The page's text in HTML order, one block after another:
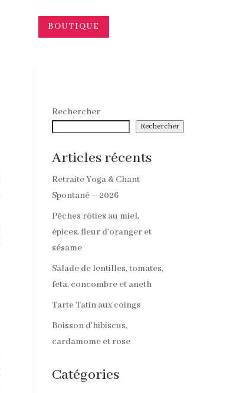
BOUTIQUE
Rechercher
Rechercher
Articles récents
Retraite Yoga & Chant
Spontané – 2026
Pêches rôties au miel,
épices, fleur d’oranger et
sésame
Salade de lentilles, tomates,
feta, concombre et aneth
Tarte Tatin aux coings
Boisson d’hibiscus,
cardamome et rose
Catégories